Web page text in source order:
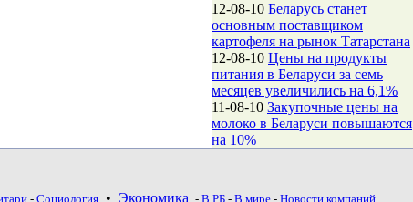
12-08-10 Беларусь станет
основным поставщиком
картофеля на рынок Татарстана
12-08-10 Цены на продукты
питания в Беларуси за семь
месяцев увеличились на 6,1%
11-08-10 Закупочные цены на
молоко в Беларуси повышаются
на 10%
- Социология • Экономика - В РБ - В мире - Новости компаний